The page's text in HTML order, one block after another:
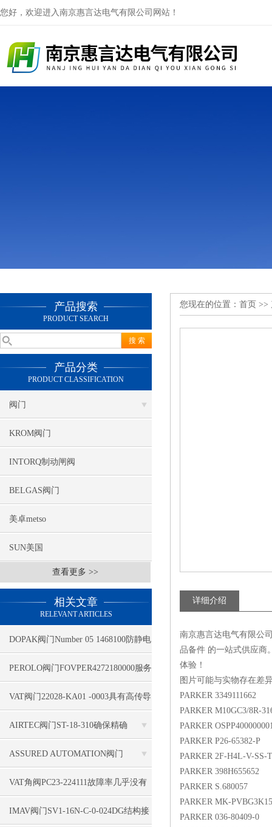
您好，欢迎进入南京惠言达电气有限公司网站！
产品搜索
PRODUCT SEARCH
产品分类
PRODUCT CLASSIFICATION
阀门
KROM阀门
INTORQ制动闸阀
BELGAS阀门
美卓metso
SUN美国
查看更多 >>
相关文章
RELEVANT ARTICLES
DOPAK阀门Number 05 1468100防静电
PEROLO阀门FOVPER4272180000服务
专业
VAT阀门22028-KA01 -0003具有高传导
性
AIRTEC阀门ST-18-310确保精确
ASSURED AUTOMATION阀门
D31DAXV4B运用空气干燥设备
VAT角阀PC23-224111故障率几乎没有
IMAV阀门SV1-16N-C-0-024DG结构接
您现在的位置： 首页 >>
详细介绍
南京惠言达电气有限公
品备件 的一站式供应商
体验！
图片可能与实物存在差
PARKER 3349111662
PARKER M10GC3/8R-
PARKER
PARKER P26-65382-P
PARKER 2F-H4L-V-SS-
PARKER 398H655652
PARKER S.680057
PARKER MK-
PARKER 036-80409-0